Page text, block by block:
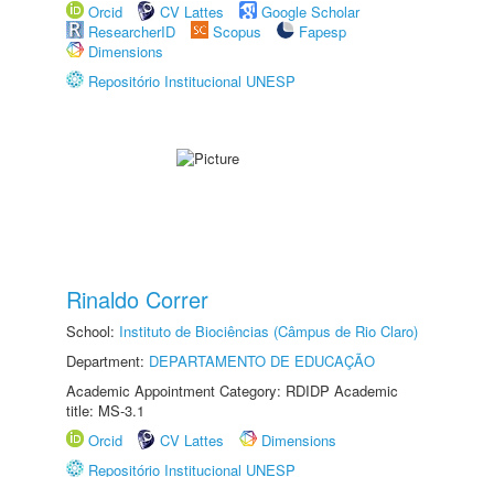
Orcid
CV Lattes
Google Scholar
ResearcherID
Scopus
Fapesp
Dimensions
Repositório Institucional UNESP
Rinaldo Correr
School: Instituto de Biociências (Câmpus de Rio Claro)
Department: DEPARTAMENTO DE EDUCAÇÃO
Academic Appointment Category: RDIDP Academic
title: MS-3.1
Orcid
CV Lattes
Dimensions
Repositório Institucional UNESP